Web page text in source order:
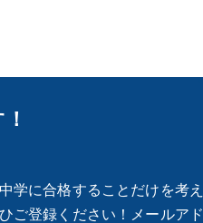
学に合格することだけを考え
ご登録ください！メールアド